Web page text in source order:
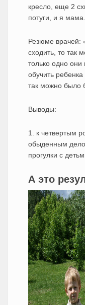
кресло, еще 2
потуги, и я мама.
Резюме врачей:
сходить, то так
только одно они
обучить
так можно было
Выводы:
1. к четвертым
обыденным
прогулки с
А это